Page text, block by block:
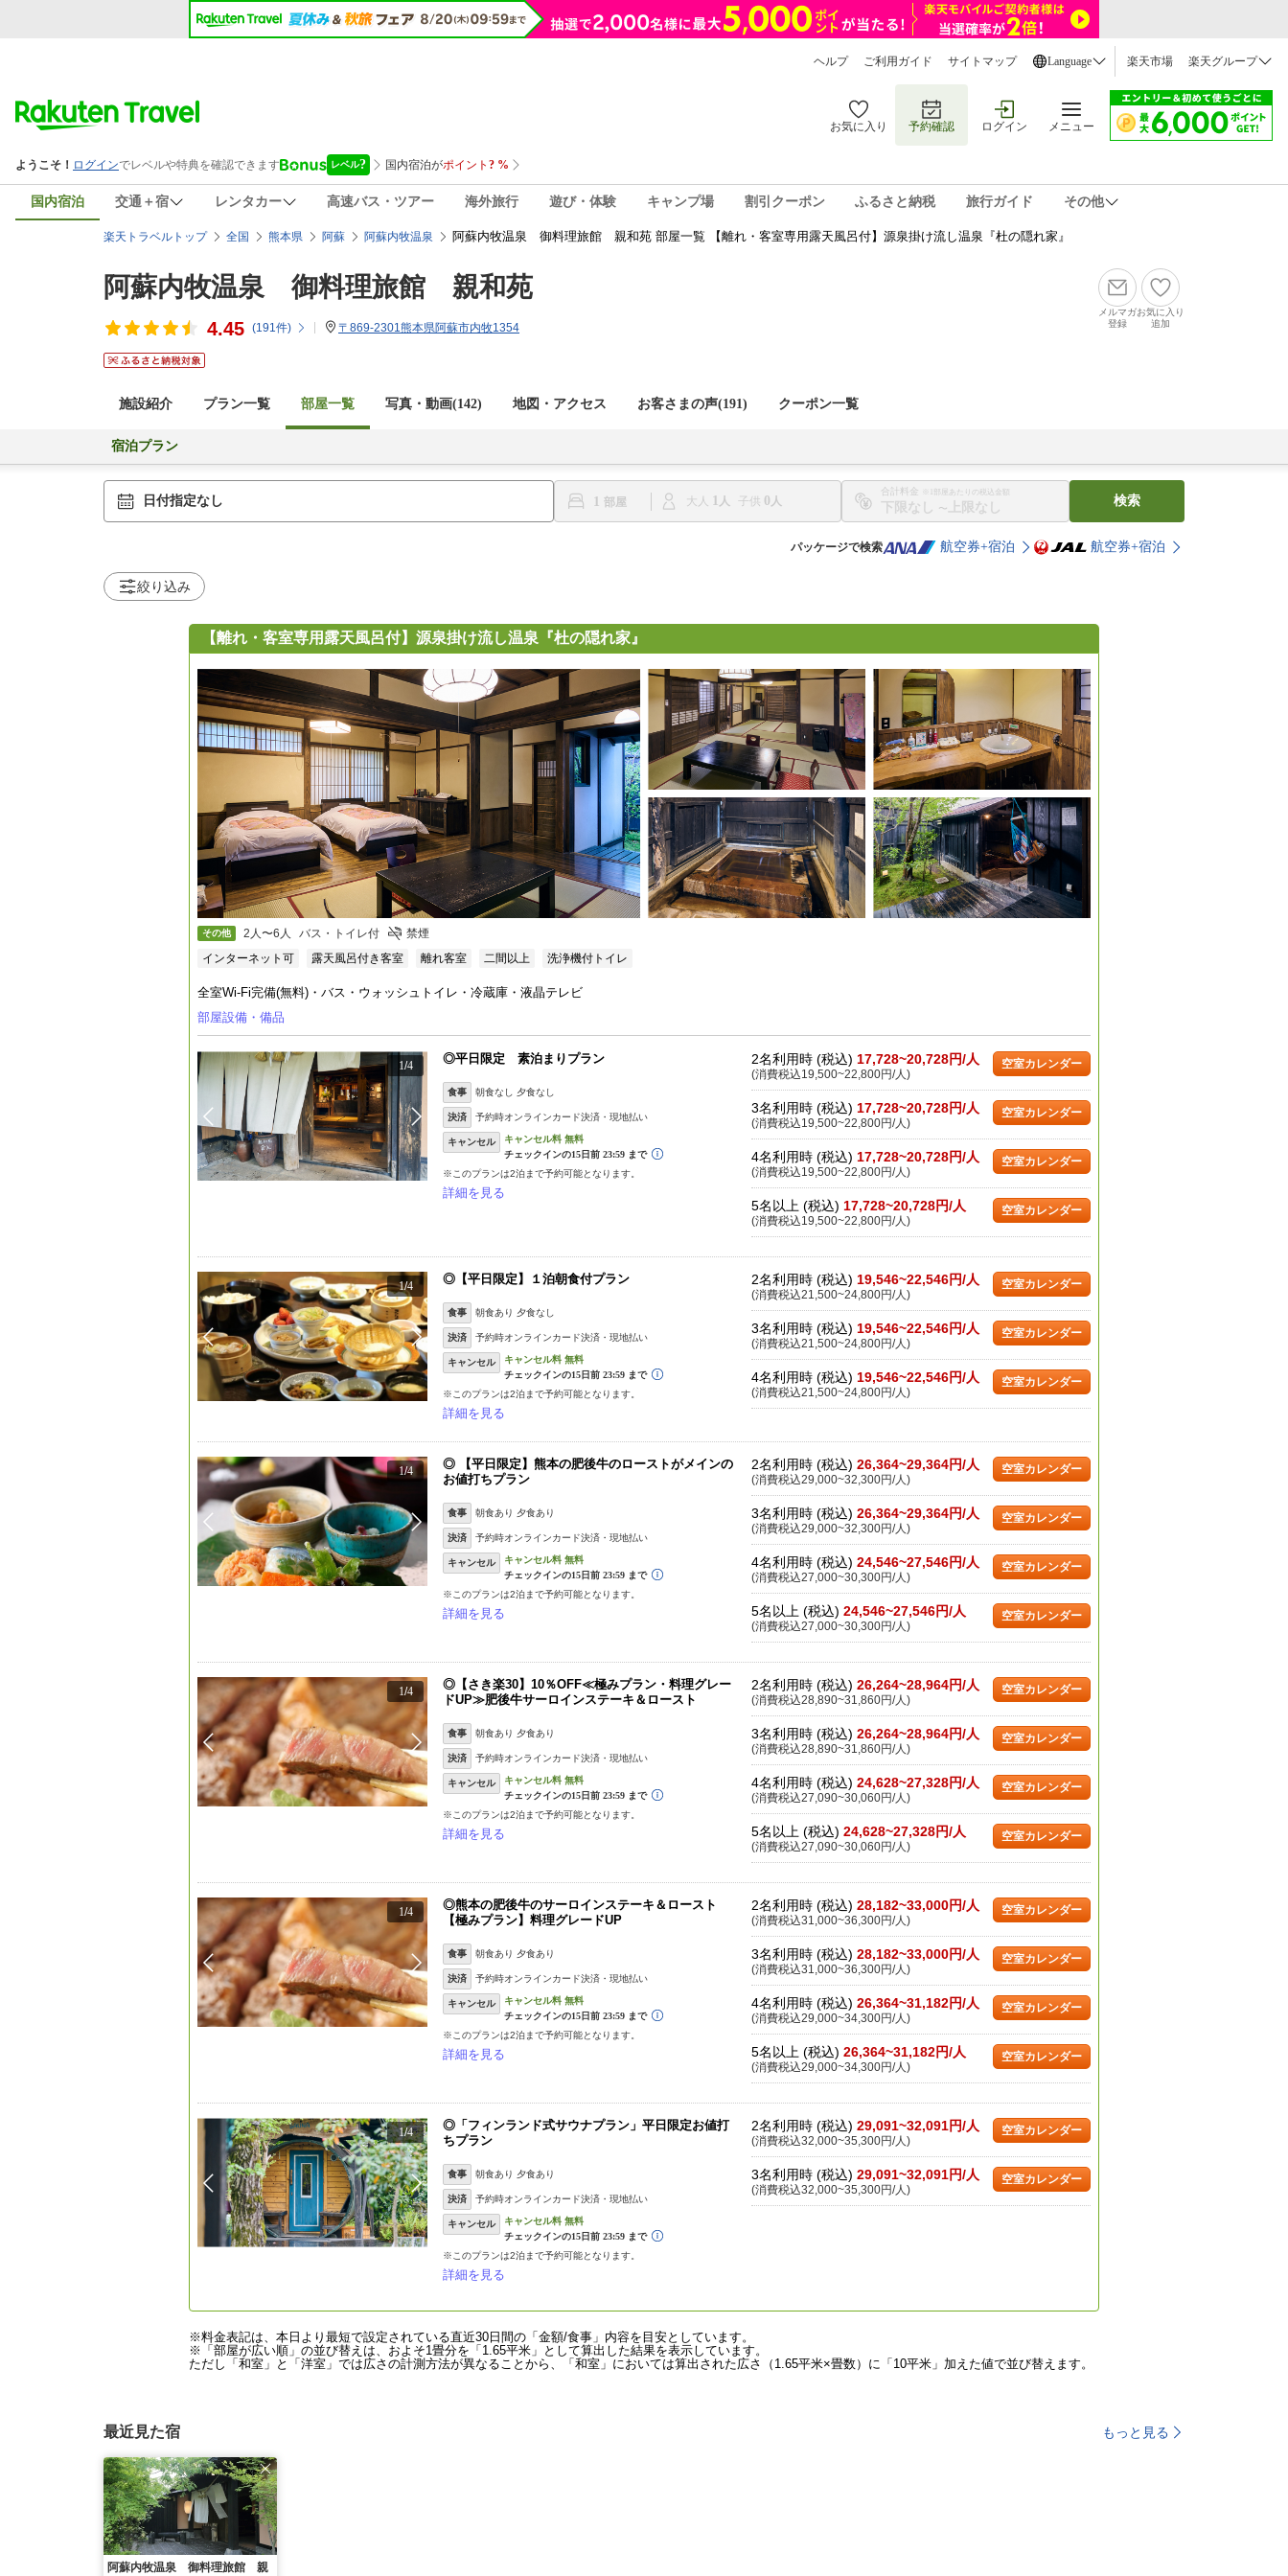
ヘルプ ご利用ガイド サイトマップ Language 楽天市場 楽天グループ
お気に入り 予約確認 ログイン メニュー
国内宿泊 交通＋宿 レンタカー 高速バス・ツアー 海外旅行 遊び・体験 キャンプ場 割引クーポン ふるさと納税 旅行ガイド その他
楽天トラベルトップ 全国 熊本県 阿蘇 阿蘇内牧温泉 阿蘇内牧温泉 御料理旅館 親和苑 部屋一覧 【離れ・客室専用露天風呂付】源泉掛け流し温泉『杜の隠れ家』
阿蘇内牧温泉 御料理旅館 親和苑
4.45 (191件) 〒869-2301熊本県阿蘇市内牧1354
メルマガ
登録
お気に入り
追加
施設紹介 プラン一覧 部屋一覧 写真・動画(142) 地図・アクセス お客さまの声(191) クーポン一覧
宿泊プラン
日付指定なし 1 大人 1 子供 0
合計料金 ※1部屋あたりの税込金額
〜
検索
パッケージで検索 航空券+宿泊 航空券+宿泊
絞り込み
【離れ・客室専用露天風呂付】源泉掛け流し温泉『杜の隠れ家』
その他 2人〜6人 バス・トイレ付
禁煙
インターネット可
露天風呂付き客室 離れ客室 二間以上 洗浄機付トイレ
全室Wi-Fi完備(無料)・バス・ウォッシュトイレ・冷蔵庫・液晶テレビ
部屋設備・備品
1/4 ◎平日限定 素泊まりプラン
食事 朝食なし 夕食なし
決済 予約時オンラインカード決済・現地払い
キャンセル
※このプランは2泊まで予約可能となります。
詳細を見る
2名利用時 (税込) 17,728~20,728円/人
(消費税込19,500~22,800円/人)
空室カレンダー
3名利用時 (税込) 17,728~20,728円/人
(消費税込19,500~22,800円/人)
空室カレンダー
4名利用時 (税込) 17,728~20,728円/人
(消費税込19,500~22,800円/人)
空室カレンダー
5名以上 (税込) 17,728~20,728円/人
(消費税込19,500~22,800円/人)
空室カレンダー
1/4 ◎【平日限定】１泊朝食付プラン
食事 朝食あり 夕食なし
決済 予約時オンラインカード決済・現地払い
キャンセル
※このプランは2泊まで予約可能となります。
詳細を見る
2名利用時 (税込) 19,546~22,546円/人
(消費税込21,500~24,800円/人)
空室カレンダー
3名利用時 (税込) 19,546~22,546円/人
(消費税込21,500~24,800円/人)
空室カレンダー
4名利用時 (税込) 19,546~22,546円/人
(消費税込21,500~24,800円/人)
空室カレンダー
1/4
◎ 【平日限定】熊本の肥後牛のローストがメインの
お値打ちプラン
食事 朝食あり 夕食あり
決済 予約時オンラインカード決済・現地払い
キャンセル
※このプランは2泊まで予約可能となります。
詳細を見る
2名利用時 (税込) 26,364~29,364円/人
(消費税込29,000~32,300円/人)
空室カレンダー
3名利用時 (税込) 26,364~29,364円/人
(消費税込29,000~32,300円/人)
空室カレンダー
4名利用時 (税込) 24,546~27,546円/人
(消費税込27,000~30,300円/人)
空室カレンダー
5名以上 (税込) 24,546~27,546円/人
(消費税込27,000~30,300円/人)
空室カレンダー
1/4
◎【さき楽30】10％OFF≪極みプラン・料理グレー
ドUP≫肥後牛サーロインステーキ＆ロースト
食事 朝食あり 夕食あり
決済 予約時オンラインカード決済・現地払い
キャンセル
※このプランは2泊まで予約可能となります。
詳細を見る
2名利用時 (税込) 26,264~28,964円/人
(消費税込28,890~31,860円/人)
空室カレンダー
3名利用時 (税込) 26,264~28,964円/人
(消費税込28,890~31,860円/人)
空室カレンダー
4名利用時 (税込) 24,628~27,328円/人
(消費税込27,090~30,060円/人)
空室カレンダー
5名以上 (税込) 24,628~27,328円/人
(消費税込27,090~30,060円/人)
空室カレンダー
1/4
◎熊本の肥後牛のサーロインステーキ＆ロースト
【極みプラン】料理グレードUP
食事 朝食あり 夕食あり
決済 予約時オンラインカード決済・現地払い
キャンセル
※このプランは2泊まで予約可能となります。
詳細を見る
2名利用時 (税込) 28,182~33,000円/人
(消費税込31,000~36,300円/人)
空室カレンダー
3名利用時 (税込) 28,182~33,000円/人
(消費税込31,000~36,300円/人)
空室カレンダー
4名利用時 (税込) 26,364~31,182円/人
(消費税込29,000~34,300円/人)
空室カレンダー
5名以上 (税込) 26,364~31,182円/人
(消費税込29,000~34,300円/人)
空室カレンダー
1/4
◎「フィンランド式サウナプラン」平日限定お値打
ちプラン
食事 朝食あり 夕食あり
決済 予約時オンラインカード決済・現地払い
キャンセル
※このプランは2泊まで予約可能となります。
詳細を見る
2名利用時 (税込) 29,091~32,091円/人
(消費税込32,000~35,300円/人)
空室カレンダー
3名利用時 (税込) 29,091~32,091円/人
(消費税込32,000~35,300円/人)
空室カレンダー
※料金表記は、本日より最短で設定されている直近30日間の「金額/食事」内容を目安としています。
※「部屋が広い順」の並び替えは、およそ1畳分を「1.65平米」として算出した結果を表示しています。
ただし「和室」と「洋室」では広さの計測方法が異なることから、「和室」においては算出された広さ（1.65平米×畳数）に「10平米」加えた値で並び替えます。
最近見た宿 もっと見る
阿蘇内牧温泉 御料理旅館 親